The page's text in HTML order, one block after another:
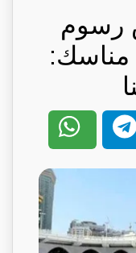
رسوم
مناسك: